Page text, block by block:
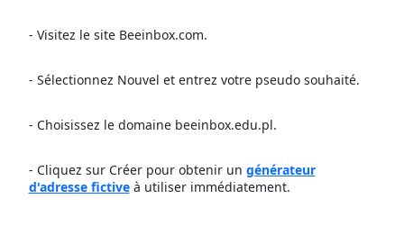
- Visitez le site Beeinbox.com.
- Sélectionnez Nouvel et entrez votre pseudo souhaité.
- Choisissez le domaine beeinbox.edu.pl.
- Cliquez sur Créer pour obtenir un générateur
d'adresse fictiveà utiliser immédiatement.